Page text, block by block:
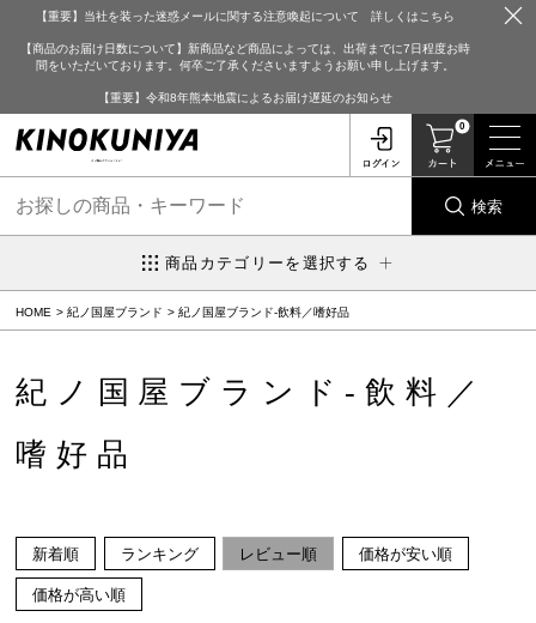
【重要】当社を装った迷惑メールに関する注意喚起について 詳しくはこちら
【商品のお届け日数について】新商品など商品によっては、出荷までに7日程度お時
間をいただいております。何卒ご了承くださいますようお願い申し上げます。
【重要】令和8年熊本地震によるお届け遅延のお知らせ
0
検索
商品カテゴリーを選択する
HOME 紀ノ国屋ブランド 紀ノ国屋ブランド-飲料／嗜好品
紀ノ国屋ブランド-飲料／
嗜好品
新着順 ランキング レビュー順 価格が安い順
価格が高い順